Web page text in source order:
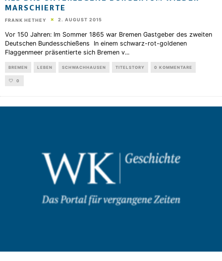
MARSCHIERTE
FRANK HETHEY 2. AUGUST 2015
Vor 150 Jahren: Im Sommer 1865 war Bremen Gastgeber des zweiten
Deutschen Bundesschießens In einem schwarz-rot-goldenen
Flaggenmeer präsentierte sich Bremen v...
BREMEN LEBEN SCHWACHHAUSEN TITELSTORY 0 KOMMENTARE
0